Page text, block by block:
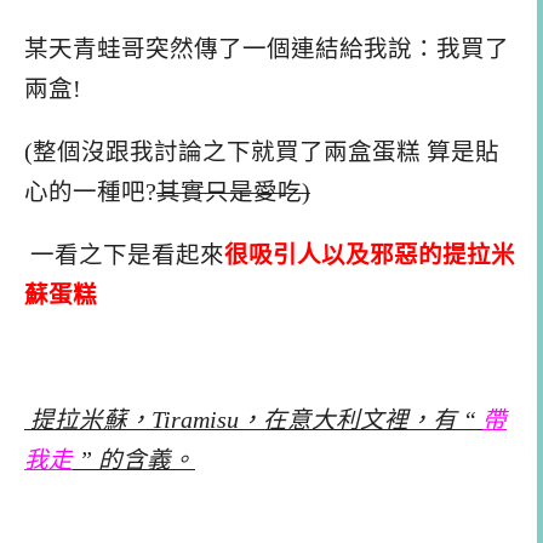
某天青蛙哥突然傳了一個連結給我說： 我買了
兩盒!
(整個沒跟我討論之下就買了兩盒蛋糕 算是貼
心的一種吧?其實只是愛吃)
一看之下是看起來很吸引人以及邪惡的提拉米
蘇蛋糕
提拉米蘇， Tiramisu ，在意大利文裡，有 “ 帶
我走 ” 的含義。